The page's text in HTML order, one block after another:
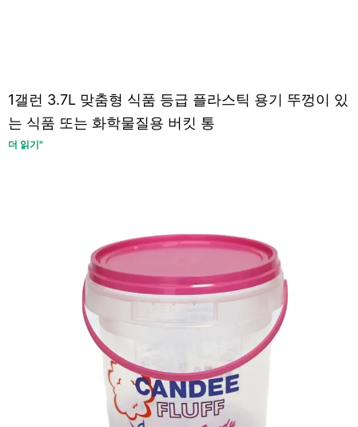
1갤런 3.7L 맞춤형 식품 등급 플라스틱 용기 뚜껑이 있
는 식품 또는 화학물질용 버킷 통
더 읽기"